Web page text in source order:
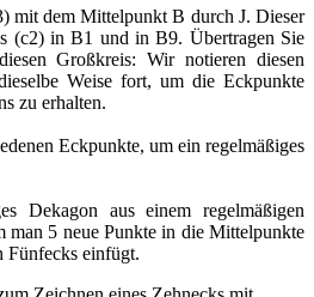
mit dem Mittelpunkt B durch J. Dieser
(c2) in B1 und in B9. Übertragen Sie
Großkreis: Wir notieren diesen
Weise fort, um die Eckpunkte
zu erhalten.
Eckpunkte, um ein regelmäßiges
Dekagon aus einem regelmäßigen
man 5 neue Punkte in die Mittelpunkte
Fünfecks einfügt.